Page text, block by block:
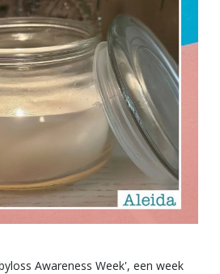
Awareness Week', een week